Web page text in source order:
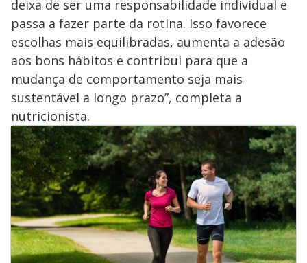
deixa de ser uma responsabilidade individual e
passa a fazer parte da rotina. Isso favorece
escolhas mais equilibradas, aumenta a adesão
aos bons hábitos e contribui para que a
mudança de comportamento seja mais
sustentável a longo prazo”, completa a
nutricionista.